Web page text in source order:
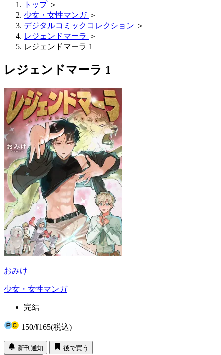
トップ ＞
少女・女性マンガ ＞
デジタルコミックコレクション ＞
レジェンドマーラ ＞
レジェンドマーラ 1
レジェンドマーラ 1
おみけ
少女・女性マンガ
完結
150/¥165(税込)
新刊通知
後で買う